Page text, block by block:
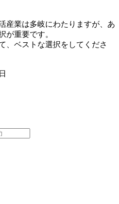
産業は多岐にわたりますが、あ
が重要です。
、ベストな選択をしてくださ